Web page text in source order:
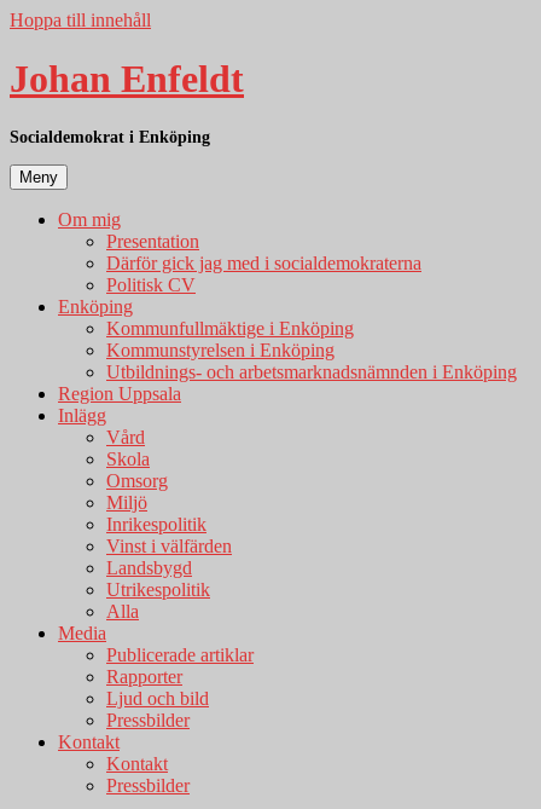
Hoppa till innehåll
Johan Enfeldt
Socialdemokrat i Enköping
Meny
Om mig
Presentation
Därför gick jag med i socialdemokraterna
Politisk CV
Enköping
Kommunfullmäktige i Enköping
Kommunstyrelsen i Enköping
Utbildnings- och arbetsmarknadsnämnden i Enköping
Region Uppsala
Inlägg
Vård
Skola
Omsorg
Miljö
Inrikespolitik
Vinst i välfärden
Landsbygd
Utrikespolitik
Alla
Media
Publicerade artiklar
Rapporter
Ljud och bild
Pressbilder
Kontakt
Kontakt
Pressbilder